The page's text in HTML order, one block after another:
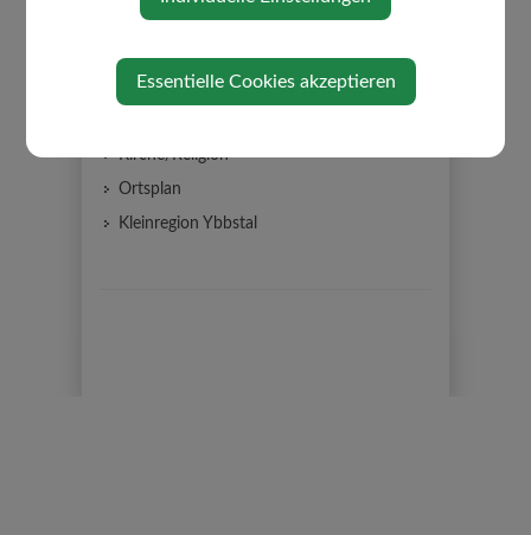
Gemeindeeinrichtungen
Partnergemeinde
Kirche/Religion
Ortsplan
Kleinregion Ybbstal
Essentielle Cookies akzeptieren